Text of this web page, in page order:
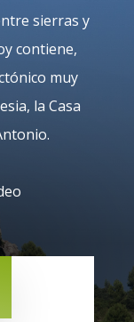
sierras y
contiene,
muy
la Casa